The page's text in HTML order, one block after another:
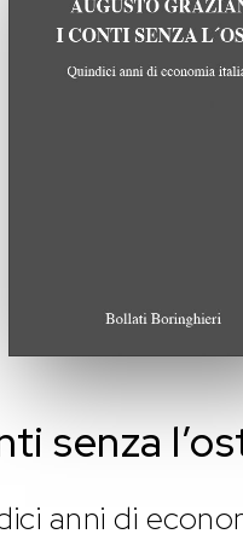
senza
anni di